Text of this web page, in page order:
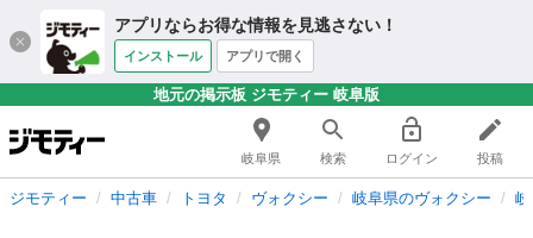
アプリならお得な情報を見逃さない！
インストール アプリで開く
地元の掲示板 ジモティー 岐阜版
岐阜県 検索 ログイン 投稿
ジモティー 中古車 トヨタ ヴォクシー 岐阜県のヴォクシー